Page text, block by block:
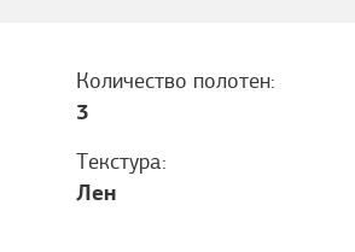
Количество полотен:
3
Текстура:
Лен